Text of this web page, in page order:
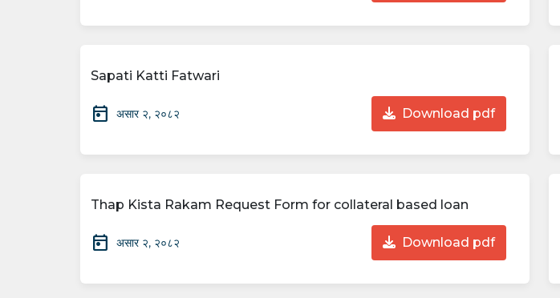
Sapati Katti Fatwari
today असार २, २०८२ Download pdf
Thap Kista Rakam Request Form for collateral based loan
today असार २, २०८२ Download pdf